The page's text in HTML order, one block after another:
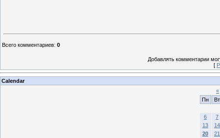
Всего комментариев: 0
Добавлять комментарии
[
Calendar
«
Пн
Вт
6
7
13
14
20
21